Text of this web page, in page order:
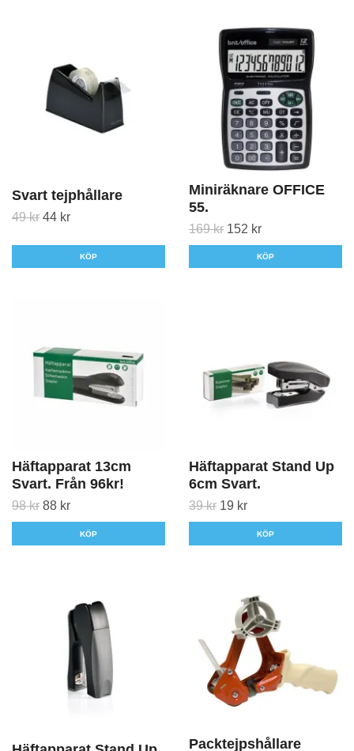
Svart tejphållare
49 kr 44 kr
Miniräknare OFFICE
55.
169 kr 152 kr
KÖP
Häftapparat 13cm
Svart. Från 96kr!
98 kr 88 kr
KÖP
Häftapparat Stand Up
6cm Svart.
39 kr 19 kr
KÖP
Packtejpshållare